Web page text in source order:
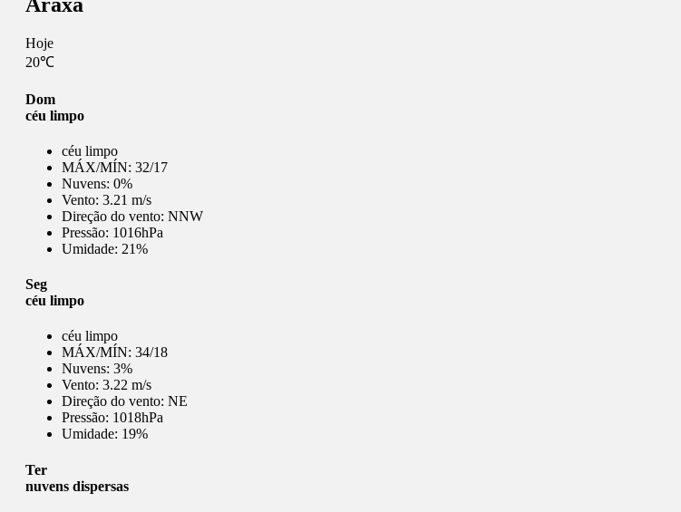
Araxá
Hoje
20℃
Dom
céu limpo
céu limpo
MÁX/MÍN: 32/17
Nuvens: 0%
Vento: 3.21 m/s
Direção do vento: NNW
Pressão: 1016hPa
Umidade: 21%
Seg
céu limpo
céu limpo
MÁX/MÍN: 34/18
Nuvens: 3%
Vento: 3.22 m/s
Direção do vento: NE
Pressão: 1018hPa
Umidade: 19%
Ter
nuvens dispersas